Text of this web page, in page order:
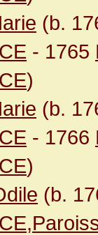
(b.
- 1765
)
(b.
- 1766
)
(b.